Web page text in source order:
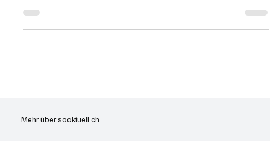
einen Baum und landete im...